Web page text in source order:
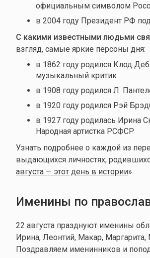
официальным символом
в 2004 году Президент РФ
С какими известными людьми
взгляд, самые яркие персоны дня:
в 1862 году родился Клод
музыкальный критик
в 1908 году родился Л.
в 1920 году родился Рэй
в 1927 году родилась Ирина
Народная артистка РСФСР
Узнать подробнее о каждой из
выдающихся личностях,
августа — этот день в истории».
Именины по
22 августа празднуют именины
Ирина, Леонтий, Макар,
Поздравляем именинников и